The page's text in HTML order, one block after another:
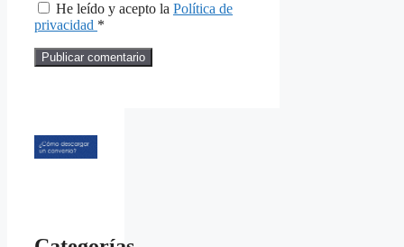
He leído y acepto la Política de
privacidad *